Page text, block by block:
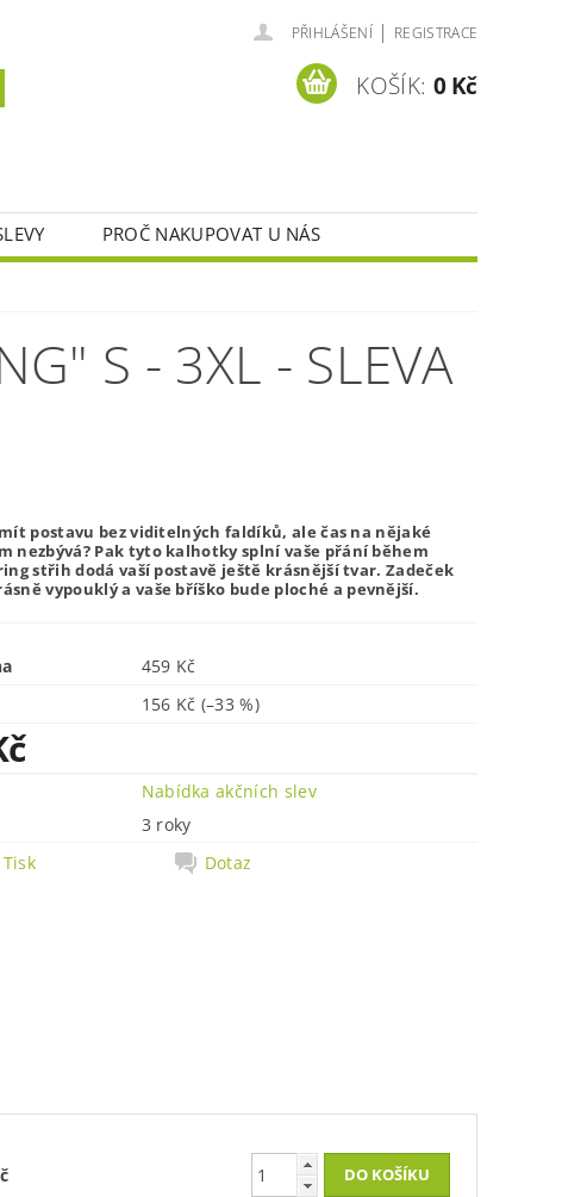
PŘIHLÁŠENÍ | REGISTRACE
KOŠÍK: 0 Kč
PROČ NAKUPOVAT U NÁS
S - 3XL - SLEVA
postavu bez viditelných faldíků, ale čas na nějaké
nezbývá? Pak tyto kalhotky splní vaše přání během
střih dodá vaší postavě ještě krásnější tvar. Zadeček
vypouklý a vaše bříško bude ploché a pevnější.
459 Kč
156 Kč (–33 %)
Nabídka akčních slev
3 roky
Tisk
Dotaz